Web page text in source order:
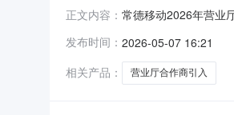
正文内容： 常德移动2026年营业
发布时间： 2026-05-07 16:21
相关产品：
营业厅合作商引入